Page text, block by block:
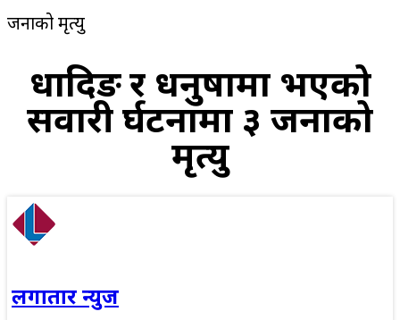
जनाको मृत्यु
धादिङ र धनुषामा भएको
सवारी दुर्घटनामा ३ जनाको
मृत्यु
लगातार न्युज